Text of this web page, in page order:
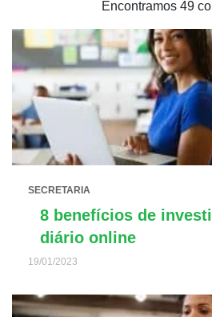
Encontramos 49
SECRETARIA
8 benefícios de
diário online
19/01/2023